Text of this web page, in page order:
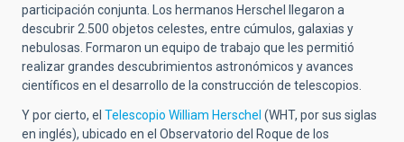
participación conjunta. Los hermanos Herschel llegaron a
descubrir 2.500 objetos celestes, entre cúmulos, galaxias y
nebulosas. Formaron un equipo de trabajo que les permitió
realizar grandes descubrimientos astronómicos y avances
científicos en el desarrollo de la construcción de telescopios.
Y por cierto, el Telescopio William Herschel (WHT, por sus siglas
en inglés), ubicado en el Observatorio del Roque de los